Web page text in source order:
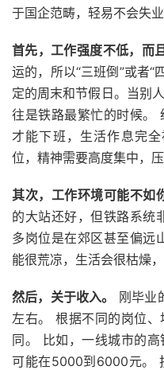
于国企范畴，轻易不会失
首先，工作强度不低，而
运的，所以“三班倒”或者“
定的周末和节假日。当别
往是铁路最繁忙的时候。
才能下班，生活作息完
位，精神需要高度集中，压
其次，工作环境可能不如
的大站还好，但铁路系统
多岗位是在郊区甚至偏远
能很荒凉，生活会很枯燥
然后，关于收入。
刚毕业
左右。 根据不同的岗位
同。 比如，一线城市的
可能在5000到6000元。